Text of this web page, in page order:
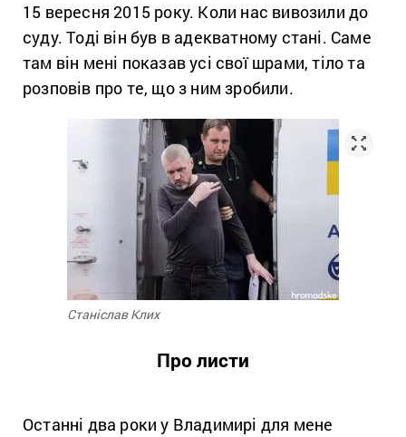
15 вересня 2015 року. Коли нас вивозили до
суду. Тоді він був в адекватному стані. Саме
там він мені показав усі свої шрами, тіло та
розповів про те, що з ним зробили.
Станіслав Клих
Про листи
Останні два роки у Владимирі для мене